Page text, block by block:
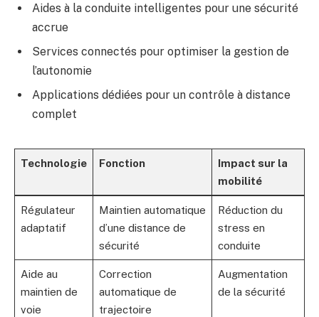
Aides à la conduite intelligentes pour une sécurité
accrue
Services connectés pour optimiser la gestion de
l’autonomie
Applications dédiées pour un contrôle à distance
complet
Technologie Fonction
Impact sur la
mobilité
Régulateur
adaptatif
Maintien automatique
d’une distance de
sécurité
Réduction du
stress en
conduite
Aide au
maintien de
voie
Correction
automatique de
trajectoire
Augmentation
de la sécurité